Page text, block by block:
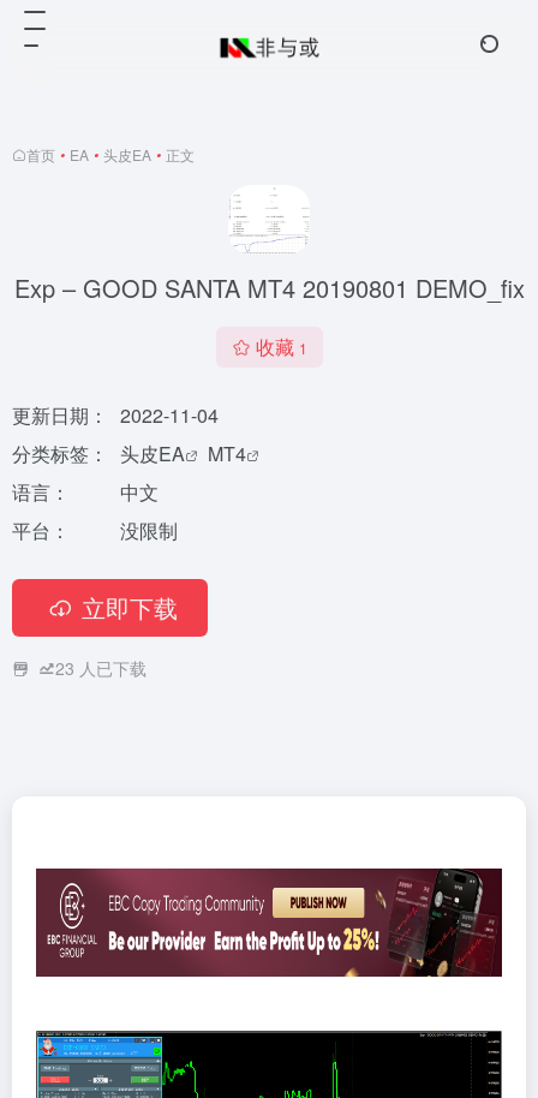
首页 • EA • 头皮EA • 正文
Exp – GOOD SANTA MT4 20190801 DEMO_fix
收藏 1
更新日期：
2022-11-04
分类标签：
头皮EA
MT4
语言：
中文
平台：
没限制
立即下载
23 人已下载